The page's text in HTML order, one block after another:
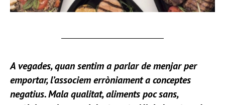
A vegades, quan sentim a parlar de menjar per
emportar, l’associem erròniament a conceptes
negatius. Mala qualitat, aliments poc sans,